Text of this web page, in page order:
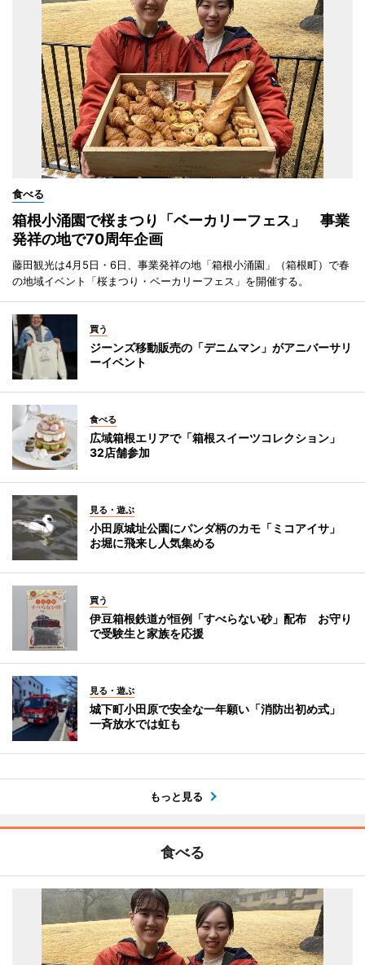
食べる
箱根小涌園で桜まつり「ベーカリーフェス」 事業
発祥の地で70周年企画
藤田観光は4月5日・6日、事業発祥の地「箱根小涌園」（箱根町）で春
の地域イベント「桜まつり・ベーカリーフェス」を開催する。
買う
ジーンズ移動販売の「デニムマン」がアニバーサリ
ーイベント
食べる
広域箱根エリアで「箱根スイーツコレクション」
32店舗参加
見る・遊ぶ
小田原城址公園にパンダ柄のカモ「ミコアイサ」
お堀に飛来し人気集める
買う
伊豆箱根鉄道が恒例「すべらない砂」配布 お守り
で受験生と家族を応援
見る・遊ぶ
城下町小田原で安全な一年願い「消防出初め式」
一斉放水では虹も
もっと見る
食べる